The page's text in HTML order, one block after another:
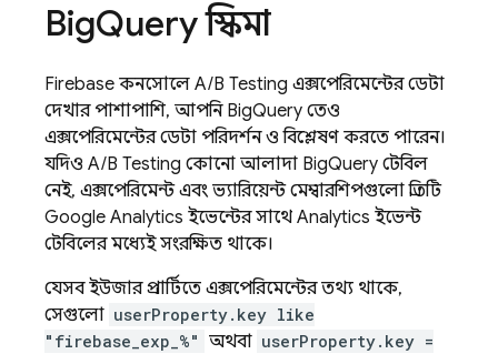
BigQuery স্কিমা
Firebase কনসোলে A/B Testing এক্সপেরিমেন্টের ডেটা
দেখার পাশাপাশি, আপনি BigQuery তেও
এক্সপেরিমেন্টের ডেটা পরিদর্শন ও বিশ্লেষণ করতে পারেন।
যদিও A/B Testing কোনো আলাদা BigQuery টেবিল
নেই, এক্সপেরিমেন্ট এবং ভ্যারিয়েন্ট মেম্বারশিপগুলো প্রতিটি
Google Analytics ইভেন্টের সাথে Analytics ইভেন্ট
টেবিলের মধ্যেই সংরক্ষিত থাকে।
যেসব ইউজার প্রপার্টিতে এক্সপেরিমেন্টের তথ্য থাকে,
সেগুলো userProperty.key like
"firebase_exp_%" অথবা userProperty.key =